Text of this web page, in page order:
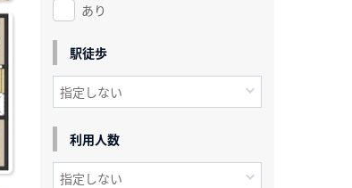
あり
駅徒歩
利用人数